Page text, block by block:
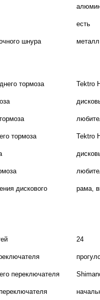
есть
шнура металл
тормоза Tektro
тормоза Tektro
дискового
рама,
24
переключателя